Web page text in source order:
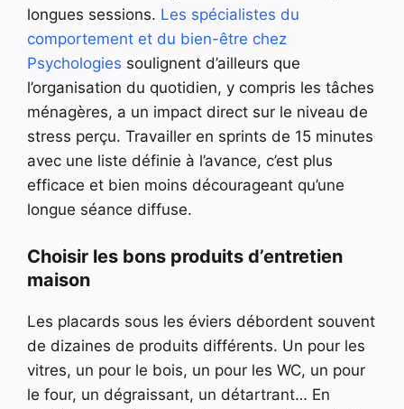
longues sessions. Les spécialistes du
comportement et du bien-être chez
Psychologies soulignent d’ailleurs que
l’organisation du quotidien, y compris les tâches
ménagères, a un impact direct sur le niveau de
stress perçu. Travailler en sprints de 15 minutes
avec une liste définie à l’avance, c’est plus
efficace et bien moins décourageant qu’une
longue séance diffuse.
Choisir les bons produits d’entretien
maison
Les placards sous les éviers débordent souvent
de dizaines de produits différents. Un pour les
vitres, un pour le bois, un pour les WC, un pour
le four, un dégraissant, un détartrant… En